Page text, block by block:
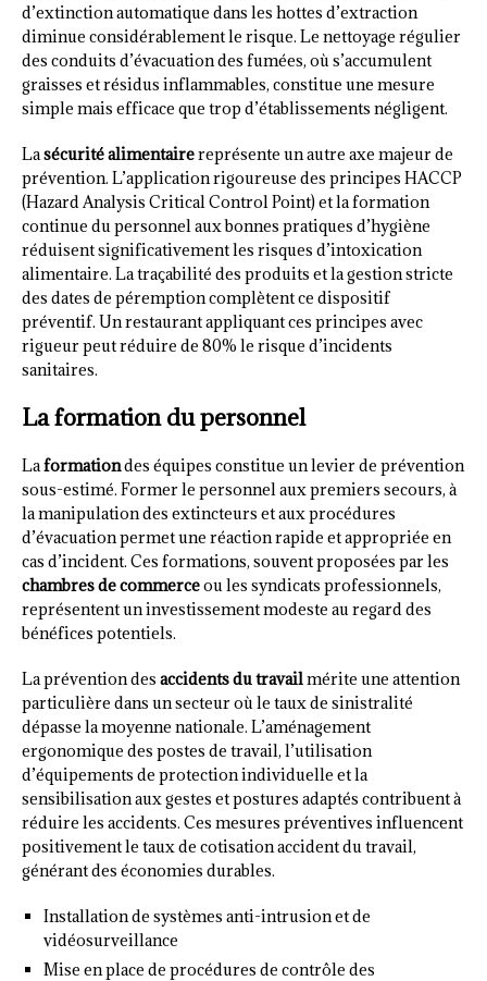
d’extinction automatique dans les hottes d’extraction
diminue considérablement le risque. Le nettoyage régulier
des conduits d’évacuation des fumées, où s’accumulent
graisses et résidus inflammables, constitue une mesure
simple mais efficace que trop d’établissements négligent.
Lasécurité alimentairereprésente un autre axe majeur de
prévention. L’application rigoureuse des principes HACCP
(Hazard Analysis Critical Control Point) et la formation
continue du personnel aux bonnes pratiques d’hygiène
réduisent significativement les risques d’intoxication
alimentaire. La traçabilité des produits et la gestion stricte
des dates de péremption complètent ce dispositif
préventif. Un restaurant appliquant ces principes avec
rigueur peut réduire de 80% le risque d’incidents
sanitaires.
La formation du personnel
Laformationdes équipes constitue un levier de prévention
sous-estimé. Former le personnel aux premiers secours, à
la manipulation des extincteurs et aux procédures
d’évacuation permet une réaction rapide et appropriée en
cas d’incident. Ces formations, souvent proposées par les
chambres de commerceou les syndicats professionnels,
représentent un investissement modeste au regard des
bénéfices potentiels.
La prévention des accidents du travailmérite une attention
particulière dans un secteur où le taux de sinistralité
dépasse la moyenne nationale. L’aménagement
ergonomique des postes de travail, l’utilisation
d’équipements de protection individuelle et la
sensibilisation aux gestes et postures adaptés contribuent à
réduire les accidents. Ces mesures préventives influencent
positivement le taux de cotisation accident du travail,
générant des économies durables.
Installation de systèmes anti-intrusion et de
vidéosurveillance
Mise en place de procédures de contrôle des